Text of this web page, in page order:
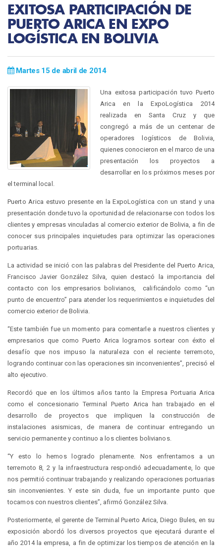
EXITOSA PARTICIPACIÓN DE
PUERTO ARICA EN EXPO
LOGÍSTICA EN BOLIVIA
Martes 15 de abril de 2014
Una exitosa participación tuvo Puerto
Arica en la ExpoLogística 2014
realizada en Santa Cruz y que
congregó a más de un centenar de
operadores logísticos de Bolivia,
quienes conocieron en el marco de una
presentación los proyectos a
desarrollar en los próximos meses por
el terminal local.
Puerto Arica estuvo presente en la ExpoLogística con un stand y una
presentación donde tuvo la oportunidad de relacionarse con todos los
clientes y empresas vinculadas al comercio exterior de Bolivia, a fin de
conocer sus principales inquietudes para optimizar las operaciones
portuarias.
La actividad se inició con las palabras del Presidente del Puerto Arica,
Francisco Javier González Silva, quien destacó la importancia del
contacto con los empresarios bolivianos, calificándolo como “un
punto de encuentro” para atender los requerimientos e inquietudes del
comercio exterior de Bolivia.
“Este también fue un momento para comentarle a nuestros clientes y
empresarios que como Puerto Arica logramos sortear con éxito el
desafío que nos impuso la naturaleza con el reciente terremoto,
logrando continuar con las operaciones sin inconvenientes”, precisó el
alto ejecutivo.
Recordó que en los últimos años tanto la Empresa Portuaria Arica
como el concesionario Terminal Puerto Arica han trabajado en el
desarrollo de proyectos que impliquen la construcción de
instalaciones asismicas, de manera de continuar entregando un
servicio permanente y continuo a los clientes bolivianos.
“Y esto lo hemos logrado plenamente. Nos enfrentamos a un
terremoto 8, 2 y la infraestructura respondió adecuadamente, lo que
nos permitió continuar trabajando y realizando operaciones portuarias
sin inconvenientes. Y este sin duda, fue un importante punto que
tocamos con nuestros clientes”, afirmó González Silva.
Posteriormente, el gerente de Terminal Puerto Arica, Diego Bules, en su
exposición abordó los diversos proyectos que ejecutará durante el
año 2014 la empresa, a fin de optimizar los tiempos de atención en la